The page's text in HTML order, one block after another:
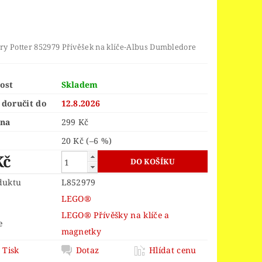
LEGO® MONKIE KID
POWER FUNCTIONS
LEGO® SCULPTURES
STORY 4
VELIKONOCE
Potter 852979 Přívěšek na klíče-Albus Dumbledore
Skladem
doručit do
12.8.2026
299 Kč
20 Kč(–6 %)
L852979
LEGO®
LEGO® Přívěšky na klíče a
magnetky
Tisk
Dotaz Hlídat cenu